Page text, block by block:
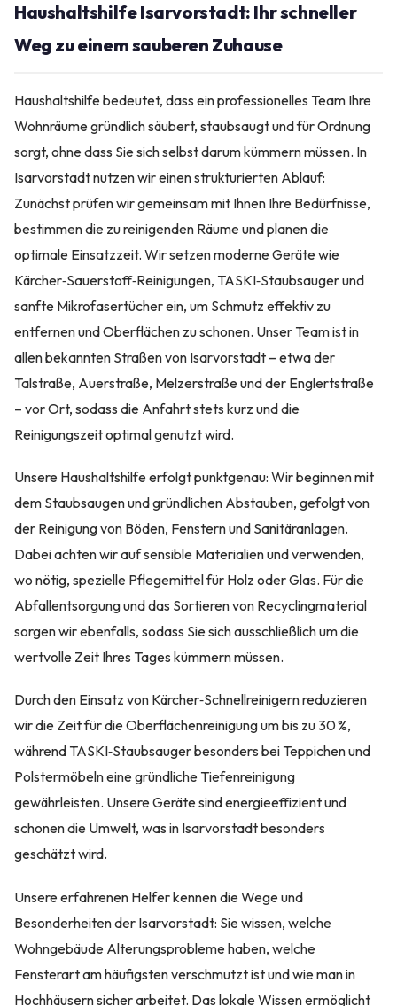
Haushaltshilfe Isarvorstadt: Ihr schneller
Weg zu einem sauberen Zuhause
Haushaltshilfe bedeutet, dass ein professionelles Team Ihre
Wohnräume gründlich säubert, staubsaugt und für Ordnung
sorgt, ohne dass Sie sich selbst darum kümmern müssen. In
Isarvorstadt nutzen wir einen strukturierten Ablauf:
Zunächst prüfen wir gemeinsam mit Ihnen Ihre Bedürfnisse,
bestimmen die zu reinigenden Räume und planen die
optimale Einsatzzeit. Wir setzen moderne Geräte wie
Kärcher‑Sauerstoff‑Reinigungen, TASKI‑Staubsauger und
sanfte Mikrofasertücher ein, um Schmutz effektiv zu
entfernen und Oberflächen zu schonen. Unser Team ist in
allen bekannten Straßen von Isarvorstadt – etwa der
Talstraße, Auerstraße, Melzerstraße und der Englertstraße
– vor Ort, sodass die Anfahrt stets kurz und die
Reinigungszeit optimal genutzt wird.
Unsere Haushaltshilfe erfolgt punktgenau: Wir beginnen mit
dem Staubsaugen und gründlichen Abstauben, gefolgt von
der Reinigung von Böden, Fenstern und Sanitäranlagen.
Dabei achten wir auf sensible Materialien und verwenden,
wo nötig, spezielle Pflegemittel für Holz oder Glas. Für die
Abfallentsorgung und das Sortieren von Recyclingmaterial
sorgen wir ebenfalls, sodass Sie sich ausschließlich um die
wertvolle Zeit Ihres Tages kümmern müssen.
Durch den Einsatz von Kärcher‑Schnellreinigern reduzieren
wir die Zeit für die Oberflächenreinigung um bis zu 30 %,
während TASKI‑Staubsauger besonders bei Teppichen und
Polstermöbeln eine gründliche Tiefenreinigung
gewährleisten. Unsere Geräte sind energieeffizient und
schonen die Umwelt, was in Isarvorstadt besonders
geschätzt wird.
Unsere erfahrenen Helfer kennen die Wege und
Besonderheiten der Isarvorstadt: Sie wissen, welche
Wohngebäude Alterungsprobleme haben, welche
Fensterart am häufigsten verschmutzt ist und wie man in
Hochhäusern sicher arbeitet. Das lokale Wissen ermöglicht